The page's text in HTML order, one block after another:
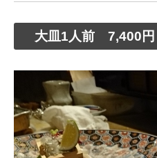
大皿1人前 7,400円